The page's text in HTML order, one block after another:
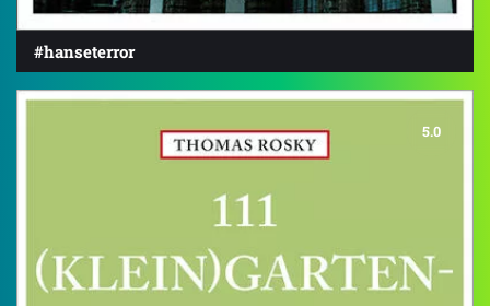
#hanseterror
5.0